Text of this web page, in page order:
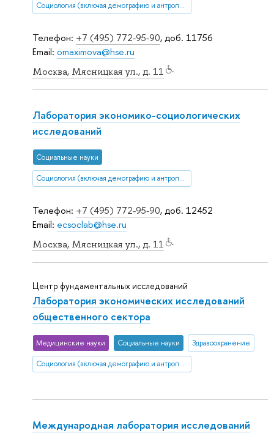
Телефон: +7 (495) 772-95-90, доб. 11756
Email: omaximova@hse.ru
Москва, Мясницкая ул., д. 11
Социология (включая демографию и антропологию)
Телефон: +7 (495) 772-95-90, доб. 12452
Email: ecsoclab@hse.ru
Москва, Мясницкая ул., д. 11
Лаборатория экономико-социологических
исследований
Социальные науки
Социология (включая демографию и антропологию)
Центр фундаментальных исследований
Лаборатория экономических исследований
общественного сектора
Медицинские науки Социальные науки Здравоохранение
Социология (включая демографию и антропологию)
Международная лаборатория исследований